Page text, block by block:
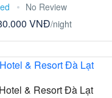
No Review
VNĐ/night
& Resort Đà Lạt